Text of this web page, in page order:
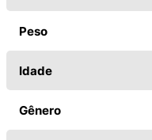
Peso
Idade
Gênero